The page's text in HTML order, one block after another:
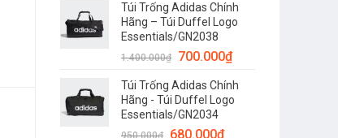
Túi Trống Adidas Chính
Hãng – Túi Duffel Logo
Essentials/GN2038
1.400.000₫ 700.000₫
Túi Trống Adidas Chính
Hãng - Túi Duffel Logo
Essentials/GN2034
950.000₫ 680.000₫